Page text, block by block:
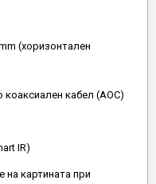
(хоризонтален
кабел (AOC)
IR)
на картината при